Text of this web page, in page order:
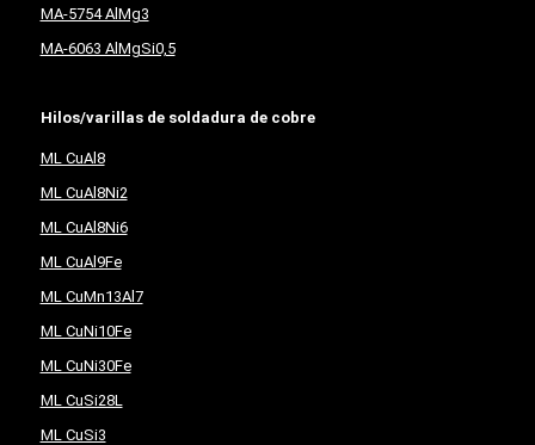
MA-5754 AlMg3
MA-6063 AlMgSi0,5
Hilos/varillas de soldadura de cobre
ML CuAl8
ML CuAl8Ni2
ML CuAl8Ni6
ML CuAl9Fe
ML CuMn13Al7
ML CuNi10Fe
ML CuNi30Fe
ML CuSi28L
ML CuSi3